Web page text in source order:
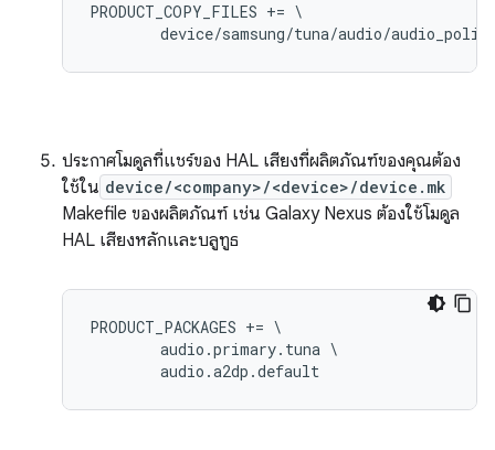
PRODUCT_COPY_FILES += \
ประกาศโมดูลที่แชร์ของ HAL เสียงที่ผลิตภัณฑ์ของคุณต้อง
ใช้ใน device/<company>/<device>/device.mk
Makefile ของผลิตภัณฑ์ เช่น Galaxy Nexus ต้องใช้โมดูล
HAL เสียงหลักและบลูทูธ
PRODUCT_PACKAGES += \
        audio.primary.tuna \